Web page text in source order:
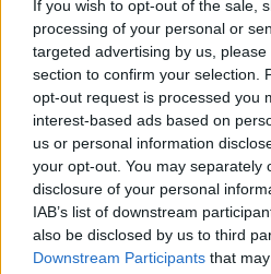
If you wish to opt-out of the sale,
processing of your personal or
targeted advertising by us,
section to confirm your selection.
opt-out request is processed you
interest-based ads based on
us or personal information
your opt-out. You may separately
disclosure of your personal
IAB’s list of downstream
also be disclosed by us to third
Downstream Participants that